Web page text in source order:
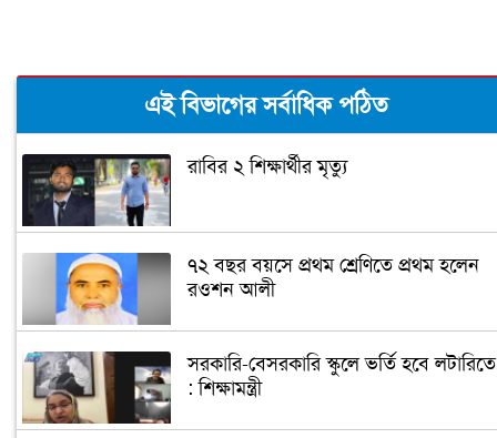
এই বিভাগের সর্বাধিক পঠিত
রাবির ২ শিক্ষার্থীর মৃত্যু
৭২ বছর বয়সে প্রথম শ্রেণিতে প্রথম হলেন
রওশন আলী
সরকারি-বেসরকারি স্কুলে ভর্তি হবে লটারিতে
: শিক্ষামন্ত্রী